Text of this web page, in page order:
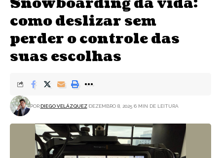
como deslizar sem
perder o controle das
suas escolhas
POR:DIEGO VELÁZQUEZ DEZEMBRO 8, 2025 6 MIN DE LEITURA